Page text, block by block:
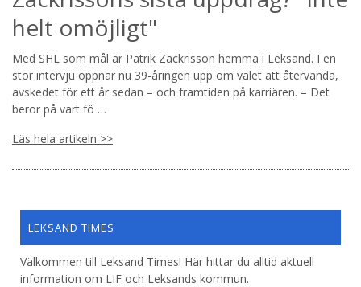
helt omöjligt"
Med SHL som mål är Patrik Zackrisson hemma i Leksand. I en
stor intervju öppnar nu 39-åringen upp om valet att återvända,
avskedet för ett år sedan – och framtiden på karriären. – Det
beror på vart fö …
Läs hela artikeln >>
LEKSAND TIMES
Välkommen till Leksand Times! Här hittar du alltid aktuell
information om LIF och Leksands kommun.